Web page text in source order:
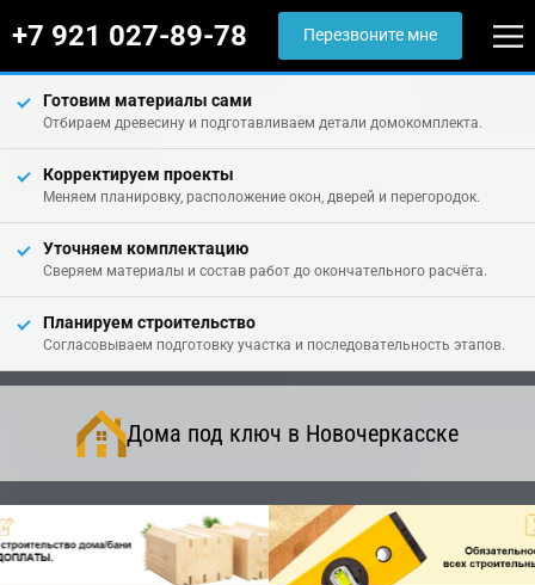
+7 921 027-89-78 Перезвоните мне
Готовим материалы сами
Отбираем древесину и подготавливаем детали домокомплекта.
Корректируем проекты
Меняем планировку, расположение окон, дверей и перегородок.
Уточняем комплектацию
Сверяем материалы и состав работ до окончательного расчёта.
Планируем строительство
Согласовываем подготовку участка и последовательность этапов.
Дома под ключ в Новочеркасске